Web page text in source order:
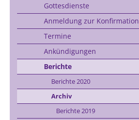
Gottesdienste
Anmeldung zur Konfirmation
Termine
Ankündigungen
Berichte
Berichte 2020
Archiv
Berichte 2019